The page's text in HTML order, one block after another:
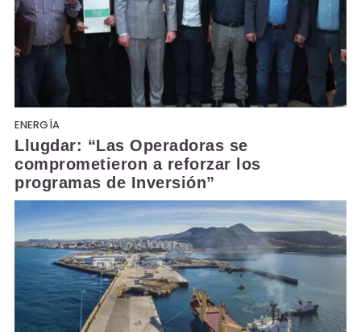
ENERGÍA
Llugdar: “Las Operadoras se
comprometieron a reforzar los
programas de Inversión”